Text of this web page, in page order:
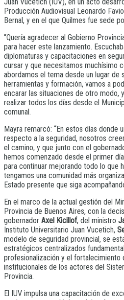
Producción Audiovisual Leonardo
Bernal, y en el que Quilmes fue sede
“Quería agradecer al Gobierno
para hacer este lanzamiento.
diplomaturas y capacitaciones en
cursar y que necesitamos muchísimo
abordamos el tema desde un lugar de
herramientas y formación, vamos a
encarar las situaciones de otro modo,
realizar todos los días desde el
comunal.
Mayra remarcó: “En estos días donde
respecto a la seguridad, nosotros
el camino, y que junto con el
hemos comenzado desde el primer
para continuar mejorando todo lo que
tengamos una comunidad más
Estado presente que siga
En el marco de la actual gestión del
Provincia de Buenos Aires, con la
gobernador Axel Kicillof, del ministro
Instituto Universitario Juan Vucetich,
modelo de seguridad provincial, se
estratégicos centralizados
profesionalización y el fortalecimiento
institucionales de los actores del
Provincia.
El IUV impulsa una capacitación de